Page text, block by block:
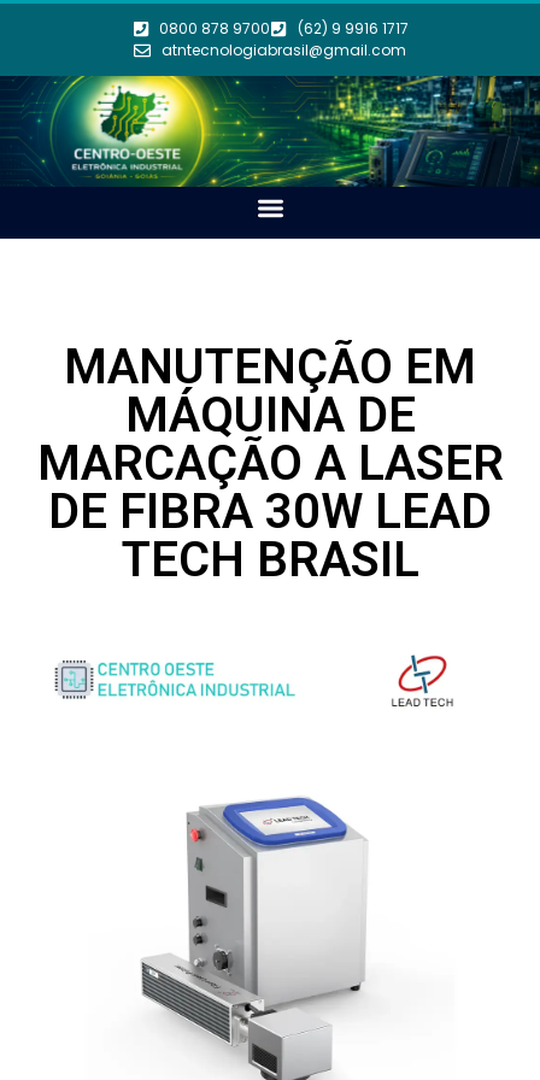
0800 878 9700
(62) 9 9916 1717
atntecnologiabrasil@gmail.com
MANUTENÇÃO EM
MÁQUINA DE
MARCAÇÃO A LASER
DE FIBRA 30W LEAD
TECH BRASIL